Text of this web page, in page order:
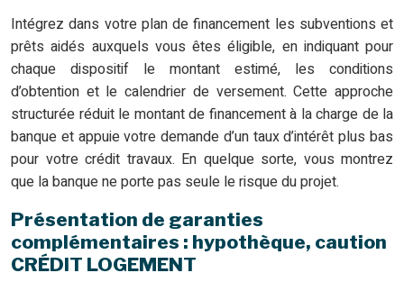
Intégrez dans votre plan de financement les subventions et
prêts aidés auxquels vous êtes éligible, en indiquant pour
chaque dispositif le montant estimé, les conditions
d’obtention et le calendrier de versement. Cette approche
structurée réduit le montant de financement à la charge de la
banque et appuie votre demande d’un taux d’intérêt plus bas
pour votre crédit travaux. En quelque sorte, vous montrez
que la banque ne porte pas seule le risque du projet.
Présentation de garanties
complémentaires : hypothèque, caution
CRÉDIT LOGEMENT